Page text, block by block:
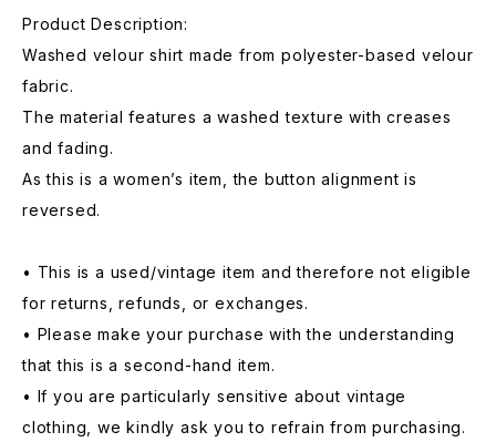
Product Description:
Washed velour shirt made from polyester-based velour
fabric.
The material features a washed texture with creases
and fading.
As this is a women’s item, the button alignment is
reversed.
• This is a used/vintage item and therefore not eligible
for returns, refunds, or exchanges.
• Please make your purchase with the understanding
that this is a second-hand item.
• If you are particularly sensitive about vintage
clothing, we kindly ask you to refrain from purchasing.